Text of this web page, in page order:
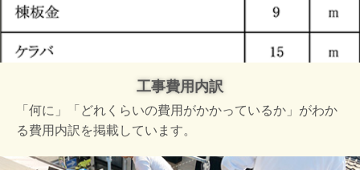
工事費用内訳
「何に」「どれくらいの費用がかかっているか」がわか
る費用内訳を掲載しています。